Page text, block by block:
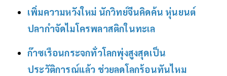
เพิ่มความหวังใหม่ นักวิทย์จีนคิดค้น หุ่นยนต์
ปลากำจัดไมโครพลาสติกในทะเล
ก๊าซเรือนกระจกทั่วโลกพุ่งสูงสุดเป็น
ประวัติการณ์แล้ว ช่วยลดโลกร้อนทันไหม